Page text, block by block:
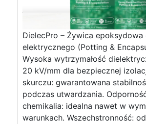
DielecPro – Żywica epoksydowa
elektrycznego (Potting &
Wysoka wytrzymałość
20 kV/mm dla bezpiecznej
skurczu: gwarantowana
podczas utwardzania.
chemikalia: idealna nawet w
warunkach. Wszechstronność: